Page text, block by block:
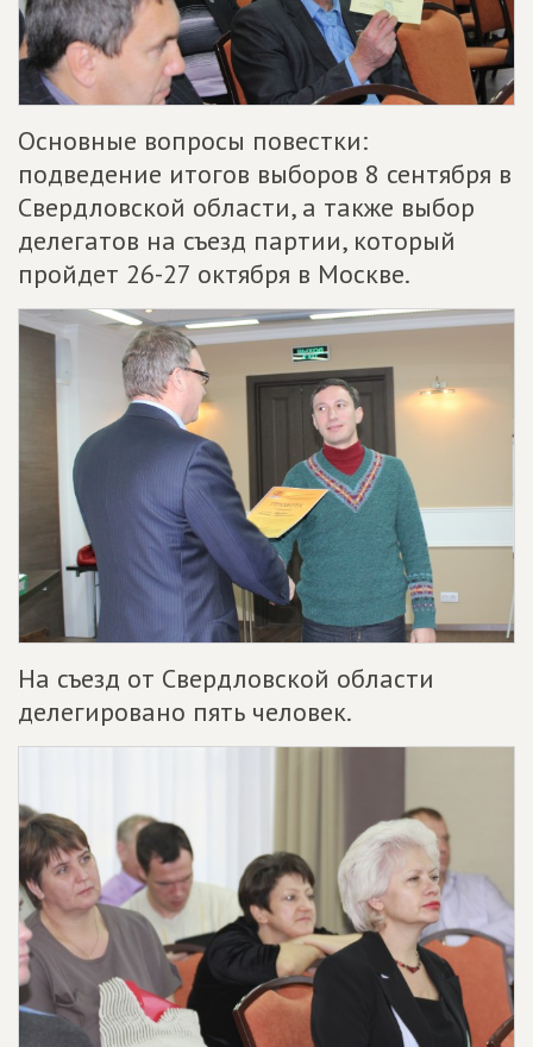
Основные вопросы повестки:
подведение итогов выборов 8 сентября в
Свердловской области, а также выбор
делегатов на съезд партии, который
пройдет 26-27 октября в Москве.
На съезд от Свердловской области
делегировано пять человек.